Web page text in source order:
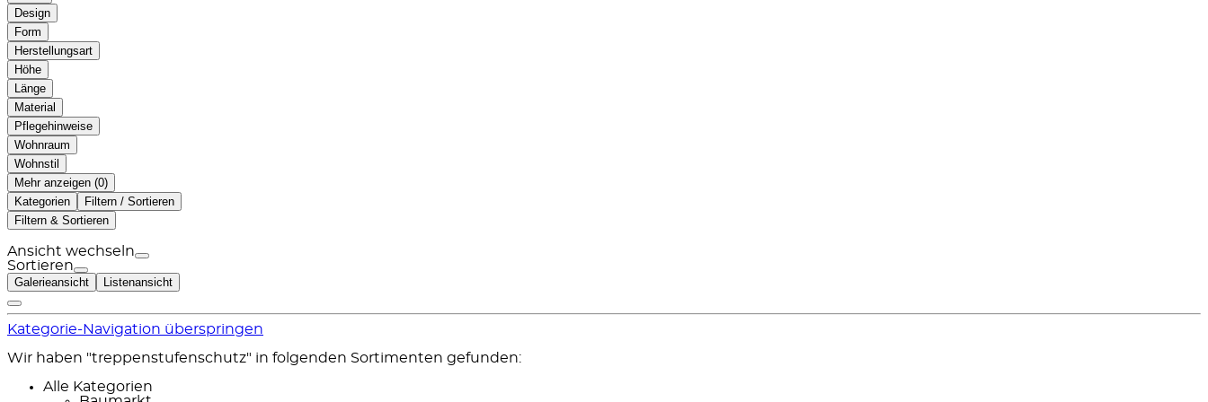
Design
Form
Herstellungsart
Höhe
Länge
Material
Pflegehinweise
Wohnraum
Wohnstil
Mehr anzeigen ( )
Kategorien
Filtern / Sortieren
Filtern & Sortieren
Ansicht wechseln
Sortieren
Galerieansicht Listenansicht
Kategorie-Navigation überspringen
Wir haben "treppenstufenschutz" in folgenden Sortimenten gefunden:
Alle Kategorien